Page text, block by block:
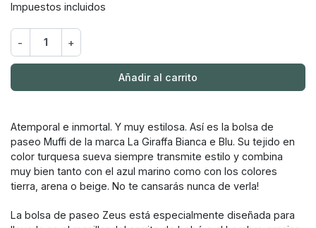
Impuestos incluidos
- +
Añadir al carrito
Atemporal e inmortal. Y muy estilosa. Así es la bolsa de
paseo Muffi de la marca La Giraffa Bianca e Blu. Su tejido en
color turquesa sueva siempre transmite estilo y combina
muy bien tanto con el azul marino como con los colores
tierra, arena o beige. No te cansarás nunca de verla!
La bolsa de paseo Zeus está especialmente diseñada para